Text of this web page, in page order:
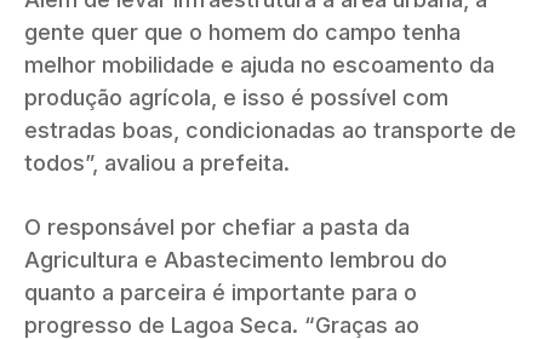
gente quer que o homem do campo tenha
melhor mobilidade e ajuda no escoamento da
produção agrícola, e isso é possível com
estradas boas, condicionadas ao transporte de
todos”, avaliou a prefeita.
O responsável por chefiar a pasta da
Agricultura e Abastecimento lembrou do
quanto a parceira é importante para o
progresso de Lagoa Seca. “Graças ao